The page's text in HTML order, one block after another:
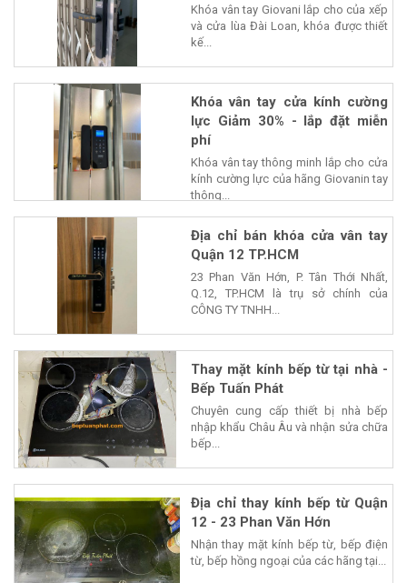
Khóa vân tay Giovani lắp cho của xếp
và cửa lùa Đài Loan, khóa được thiết
kế...
Khóa vân tay cửa kính cường
lực Giảm 30% - lắp đặt miễn
phí
Khóa vân tay thông minh lắp cho cửa
kính cường lực của hãng Giovanin tay
thông...
Địa chỉ bán khóa cửa vân tay
Quận 12 TP.HCM
23 Phan Văn Hớn, P. Tân Thới Nhất,
Q.12, TP.HCM là trụ sở chính của
CÔNG TY TNHH...
Thay mặt kính bếp từ tại nhà -
Bếp Tuấn Phát
Chuyên cung cấp thiết bị nhà bếp
nhập khẩu Châu Âu và nhận sửa chữa
bếp...
Địa chỉ thay kính bếp từ Quận
12 - 23 Phan Văn Hớn
Nhận thay mặt kính bếp từ, bếp điện
từ, bếp hồng ngoại của các hãng tại...